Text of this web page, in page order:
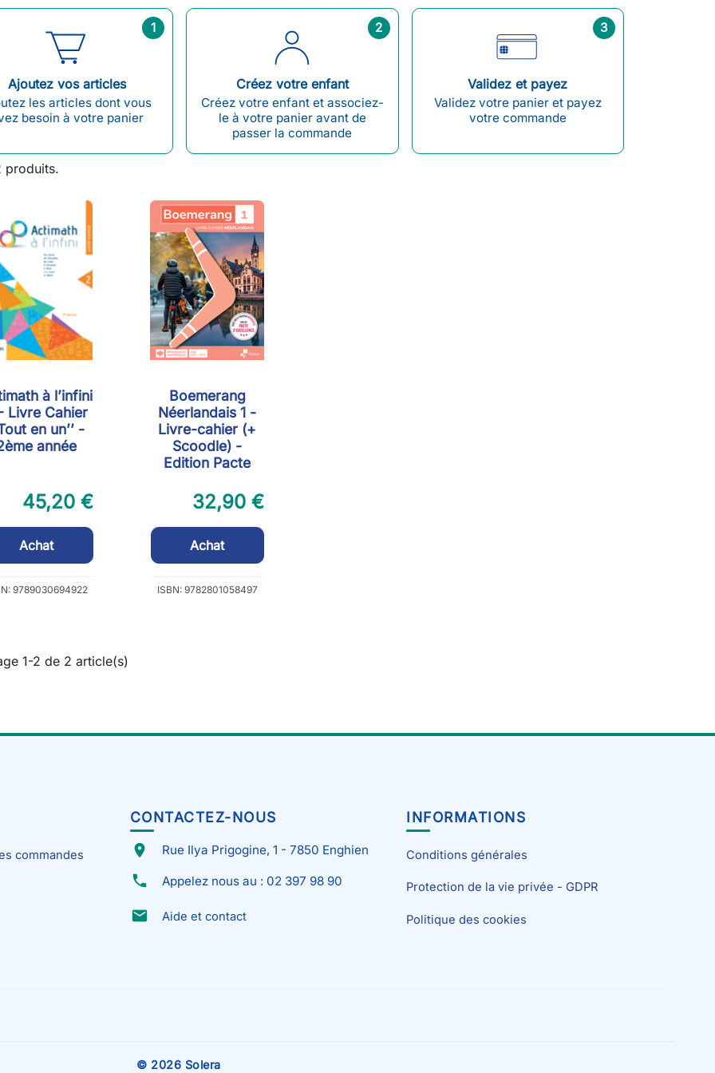
1
Ajoutez vos articles
les articles dont vous
besoin à votre panier
2
Créez votre enfant
Créez votre enfant et associez-
le à votre panier avant de
passer la commande
3
Validez et payez
Validez votre panier et payez
votre commande
produits.
à l’infini
Livre Cahier
en un’’ -
année
45,20 €
Achat
9789030694922
Boemerang
Néerlandais 1 -
Livre-cahier (+
Scoodle) -
Edition Pacte
32,90 €
Achat
ISBN: 9782801058497
1-2 de 2 article(s)
commandes
CONTACTEZ-NOUS
place Rue Ilya Prigogine, 1 - 7850 Enghien
phone Appelez nous au : 02 397 98 90
email Aide et contact
INFORMATIONS
Conditions générales
Protection de la vie privée - GDPR
Politique des cookies
© 2026 Solera